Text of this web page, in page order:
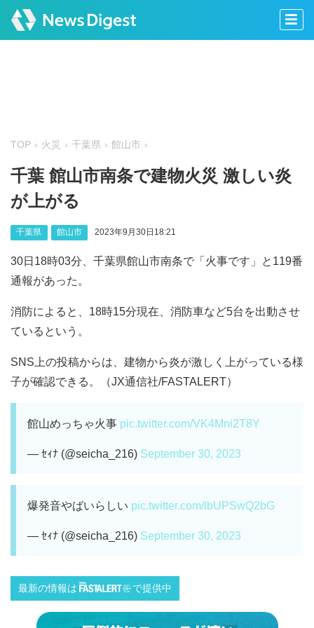
TOP 火災 千葉県 館山市
千葉 館山市南条で建物火災 激しい炎
が上がる
千葉県 館山市 2023年9月30日18:21
30日18時03分、千葉県館山市南条で「火事です」と119番
通報があった。
消防によると、18時15分現在、消防車など5台を出動させ
ているという。
SNS上の投稿からは、建物から炎が激しく上がっている様
子が確認できる。（JX通信社/FASTALERT）
館山めっちゃ火事 pic.twitter.com/VK4Mni2T8Y
— ｾｨﾅ (@seicha_216) September 30, 2023
爆発音やばいらしい pic.twitter.com/lbUPSwQ2bG
— ｾｨﾅ (@seicha_216) September 30, 2023
最新の情報は で提供中